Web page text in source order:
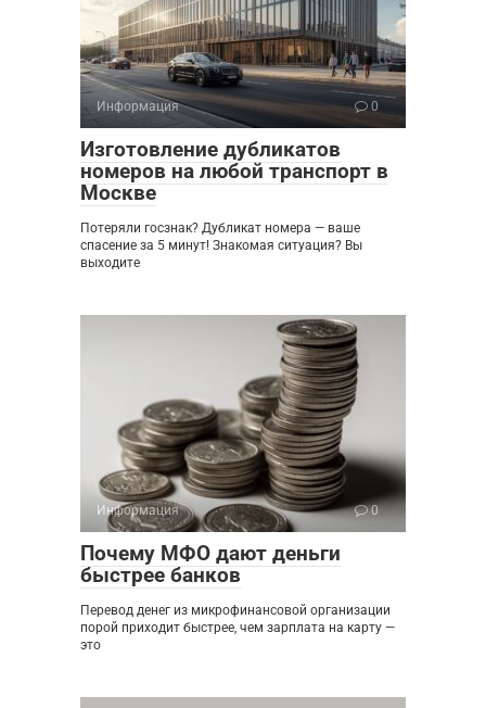
Информация 0
Изготовление дубликатов
номеров на любой транспорт в
Москве
Потеряли госзнак? Дубликат номера — ваше
спасение за 5 минут! Знакомая ситуация? Вы
выходите
Информация 0
Почему МФО дают деньги
быстрее банков
Перевод денег из микрофинансовой организации
порой приходит быстрее, чем зарплата на карту —
это